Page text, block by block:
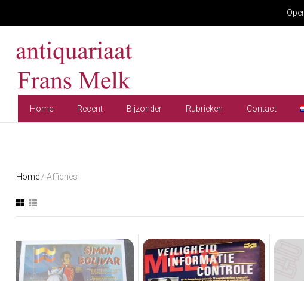
Home Recent Bijzonder Rubrieken Contact
Home / Affiches